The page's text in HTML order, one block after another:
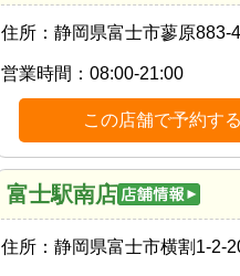
住所： 静岡県富士市蓼原883-4
営業時間： 08:00-21:00
この店舗で予約する
富士駅南店
住所： 静岡県富士市横割1-2-